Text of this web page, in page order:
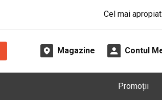
Cel mai
Magazine Contul
Promoții